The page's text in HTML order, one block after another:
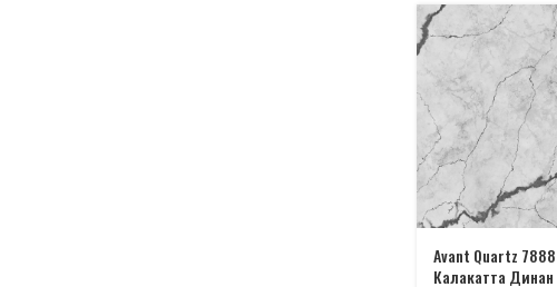
Avant Quartz 7888
Калакатта Динан